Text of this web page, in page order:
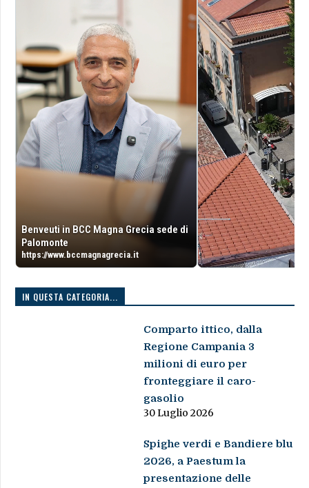
Benveuti in BCC Magna Grecia sede di
Palomonte
https://www.bccmagnagrecia.it
IN QUESTA CATEGORIA...
Comparto ittico, dalla
Regione Campania 3
milioni di euro per
fronteggiare il caro-
gasolio
30 Luglio 2026
Spighe verdi e Bandiere blu
2026, a Paestum la
presentazione delle